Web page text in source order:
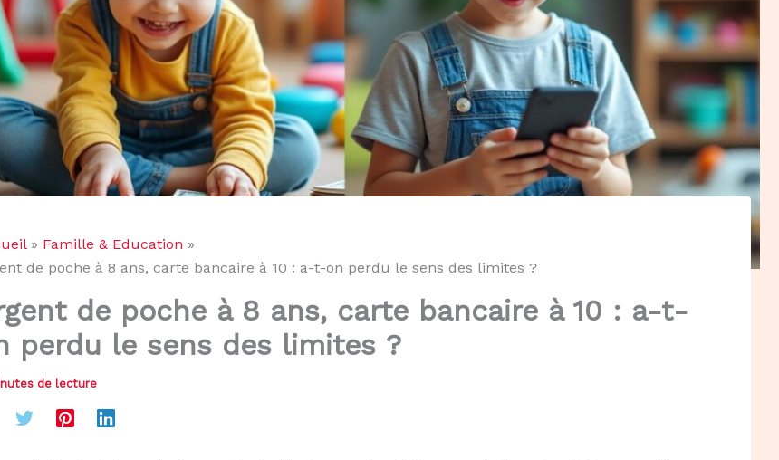
Famille & Education
de poche à 8 ans, carte bancaire à 10 : a-t-on perdu le sens des limites ?
de poche à 8 ans, carte bancaire à 10 : a-t-
perdu le sens des limites ?
de lecture